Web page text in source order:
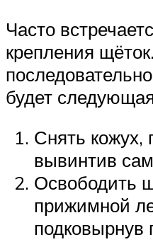
Часто
крепления
будет
Снять кожух,
вывинтив
Освободить
прижимной